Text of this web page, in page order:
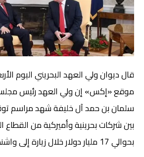
قال ديوان ولي العهد البحريني اليوم
موقع «إكس» إن ولي العهد رئيس مجلس
سلمان بن حمد آل خليفة شهد مراسم
بين شركات بحرينية وأميركية من القطاع
بحوالي 17 مليار دولار خلال زيارة إلى واشنطن.